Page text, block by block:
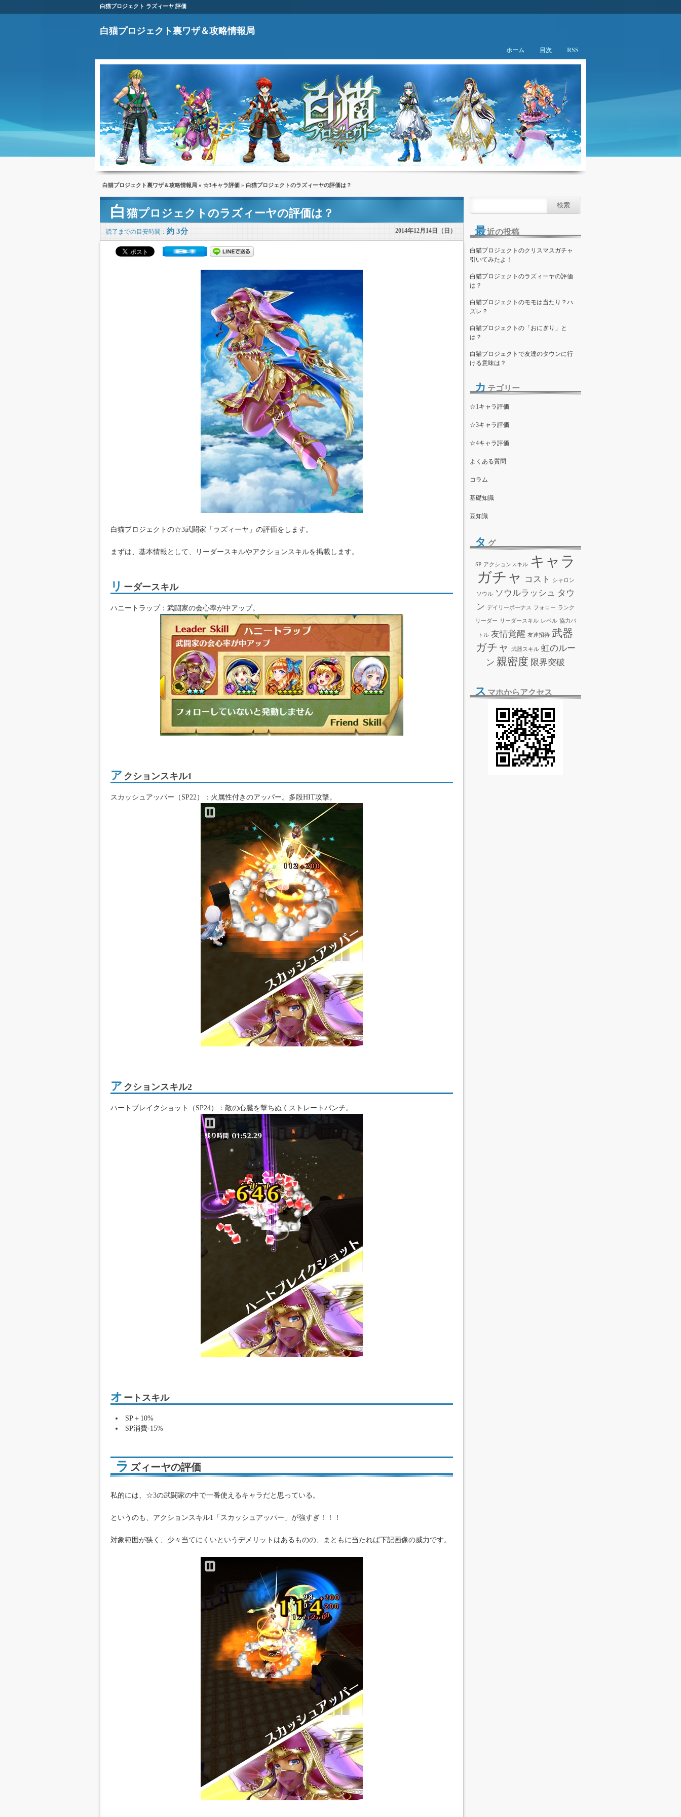
白猫プロジェクト ラズィーヤ 評価
白猫プロジェクト裏ワザ＆攻略情報局
ホーム 目次 RSS
白猫プロジェクト裏ワザ＆攻略情報局» ☆3キャラ評価» 白猫プロジェクトのラズィーヤの評価は？
白猫プロジェクトのラズィーヤの評価は？
読了までの目安時間： 約 3分 2014年12月14日（日）
白猫プロジェクトの☆3武闘家「ラズィーヤ」の評価をします。
まずは、基本情報として、リーダースキルやアクションスキルを掲載します。
リ ーダースキル
ハニートラップ：武闘家の会心率が中アップ。
ア クションスキル1
スカッシュアッパー（SP22）：火属性付きのアッパー。多段HIT攻撃。
ア クションスキル2
ハートブレイクショット（SP24）：敵の心臓を撃ちぬくストレートパンチ。
オ ートスキル
SP＋10%
SP消費-15%
ラ ズィーヤの評価
私的には、☆3の武闘家の中で一番使えるキャラだと思っている。
というのも、アクションスキル1「スカッシュアッパー」が強すぎ！！！
対象範囲が狭く、少々当てにくいというデメリットはあるものの、まともに当たれば下記画像の威力です。
最近の投稿
白猫プロジェクトのクリスマスガチャ
引いてみたよ！
白猫プロジェクトのラズィーヤの評価
は？
白猫プロジェクトのモモは当たり？ハ
ズレ？
白猫プロジェクトの「おにぎり」と
は？
白猫プロジェクトで友達のタウンに行
ける意味は？
カ テゴリー
☆1キャラ評価
☆3キャラ評価
☆4キャラ評価
よくある質問
コラム
基礎知識
豆知識
タ グ
SP アクションスキル
キャラ
ガチャ コスト シャロン
ソウル ソウルラッシュ タウ
ン デイリーボーナス フォロー ランク
リーダー リーダースキル レベル 協力バ
トル 友情覚醒 友達招待 武器
ガチャ
武器スキル 虹のルー
ン 親密度 限界突破
ス マホからアクセス